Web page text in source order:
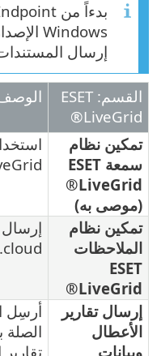
إرسال
القسم: ESET
LiveGrid®
تمكين نظام
سمعة ESET
LiveGrid®
(موصى به)
تمكين نظام
الملاحظات
ESET
LiveGrid®
cloud.
إرسال تقارير
الأعطال
وبيانات
أرسِل